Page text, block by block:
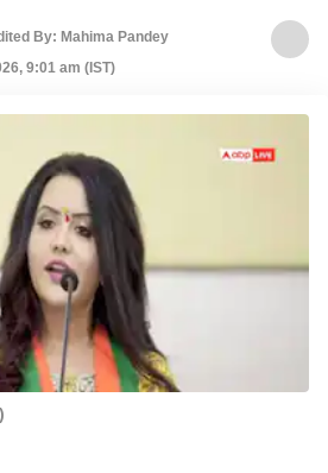
By: Mahima Pandey
9:01 am (IST)